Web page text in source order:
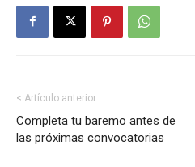
< Artículo anterior
Completa tu baremo antes de
las próximas convocatorias